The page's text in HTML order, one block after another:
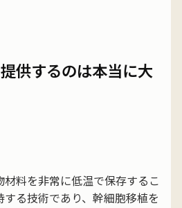
供するのは本当に大
料を非常に低温で保存するこ
る技術であり、幹細胞移植を